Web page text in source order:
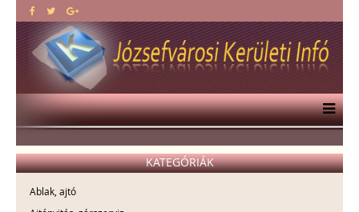
KATEGÓRIÁK
Ablak, ajtó